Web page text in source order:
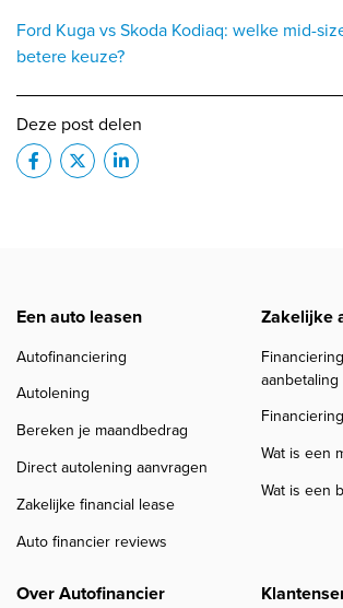
Ford Kuga vs Skoda Kodiaq: welke mid-
betere keuze?
Deze post delen
Een auto leasen
Autofinanciering
Autolening
Bereken je maandbedrag
Direct autolening aanvragen
Zakelijke financial lease
Auto financier reviews
Zakelijke
aanbetaling
Wat is een
Wat is een
Over Autofinancier